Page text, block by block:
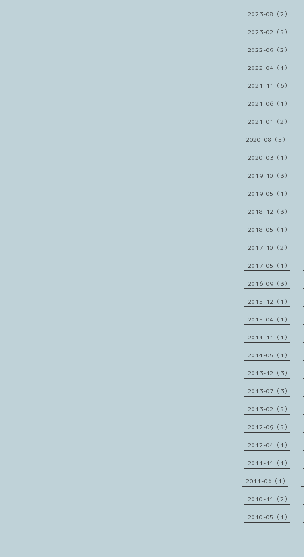
2023-08（2）
2023-02（5）
2022-09（2）
2022-04（1）
2021-11（6）
2021-06（1）
2021-01（2）
2020-08（5）
2020-03（1）
2019-10（3）
2019-05（1）
2018-12（3）
2018-05（1）
2017-10（2）
2017-05（1）
2016-09（3）
2015-12（1）
2015-04（1）
2014-11（1）
2014-05（1）
2013-12（3）
2013-07（3）
2013-02（5）
2012-09（5）
2012-04（1）
2011-11（1）
2011-06（1）
2010-11（2）
2010-05（1）